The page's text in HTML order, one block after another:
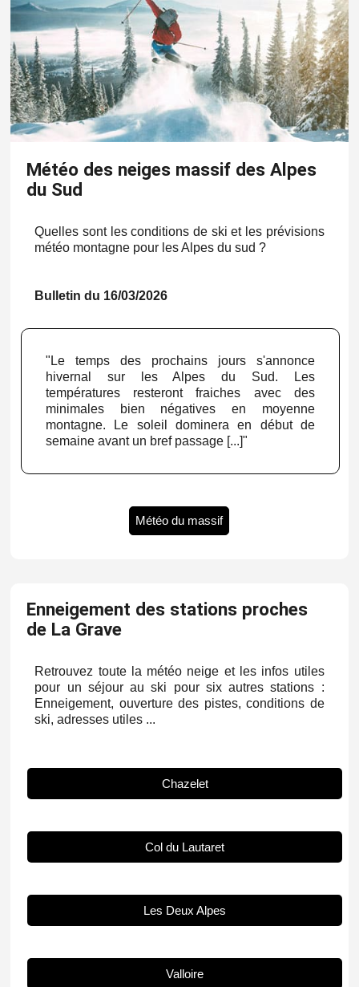
Météo des neiges massif des Alpes
du Sud
Quelles sont les conditions de ski et les prévisions
météo montagne pour les Alpes du sud ?
Bulletin du 16/03/2026
"Le temps des prochains jours s'annonce
hivernal sur les Alpes du Sud. Les
températures resteront fraiches avec des
minimales bien négatives en moyenne
montagne. Le soleil dominera en début de
semaine avant un bref passage [...]"
Météo du massif
Enneigement des stations proches
de La Grave
Retrouvez toute la météo neige et les infos utiles
pour un séjour au ski pour six autres stations :
Enneigement, ouverture des pistes, conditions de
ski, adresses utiles ...
Chazelet
Col du Lautaret
Les Deux Alpes
Valloire